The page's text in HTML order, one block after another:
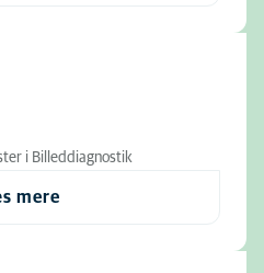
i Billeddiagnostik
mere